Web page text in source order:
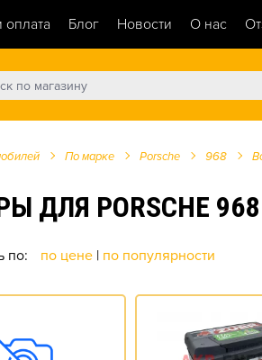
оплата Блог Новости О нас
По марке Porsche 968
PORSCHE
по: по цене | по популярности